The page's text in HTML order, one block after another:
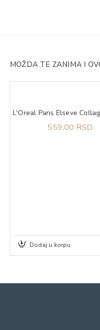
MOŽDA TE ZANIMA I
559,00 RSD
Dodaj u korpu